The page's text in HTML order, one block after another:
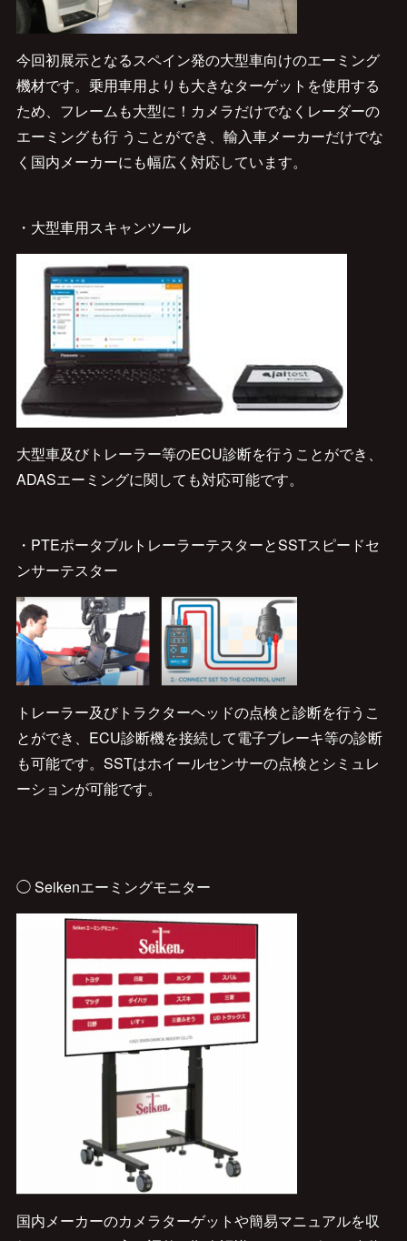
今回初展示となるスペイン発の大型車向けのエーミング
機材です。乗用車用よりも大きなターゲットを使用する
ため、フレームも大型に！カメラだけでなくレーダーの
エーミングも行 うことができ、輸入車メーカーだけでな
く国内メーカーにも幅広く対応しています。
・大型車用スキャンツール
大型車及びトレーラー等のECU診断を行うことができ、
ADASエーミングに関しても対応可能です。
・PTEポータブルトレーラーテスターとSSTスピードセ
ンサーテスター
トレーラー及びトラクターヘッドの点検と診断を行うこ
とができ、ECU診断機を接続して電子ブレーキ等の診断
も可能です。SSTはホイールセンサーの点検とシミュレ
ーションが可能です。
◯ Seikenエーミングモニター
国内メーカーのカメラターゲットや簡易マニュアルを収